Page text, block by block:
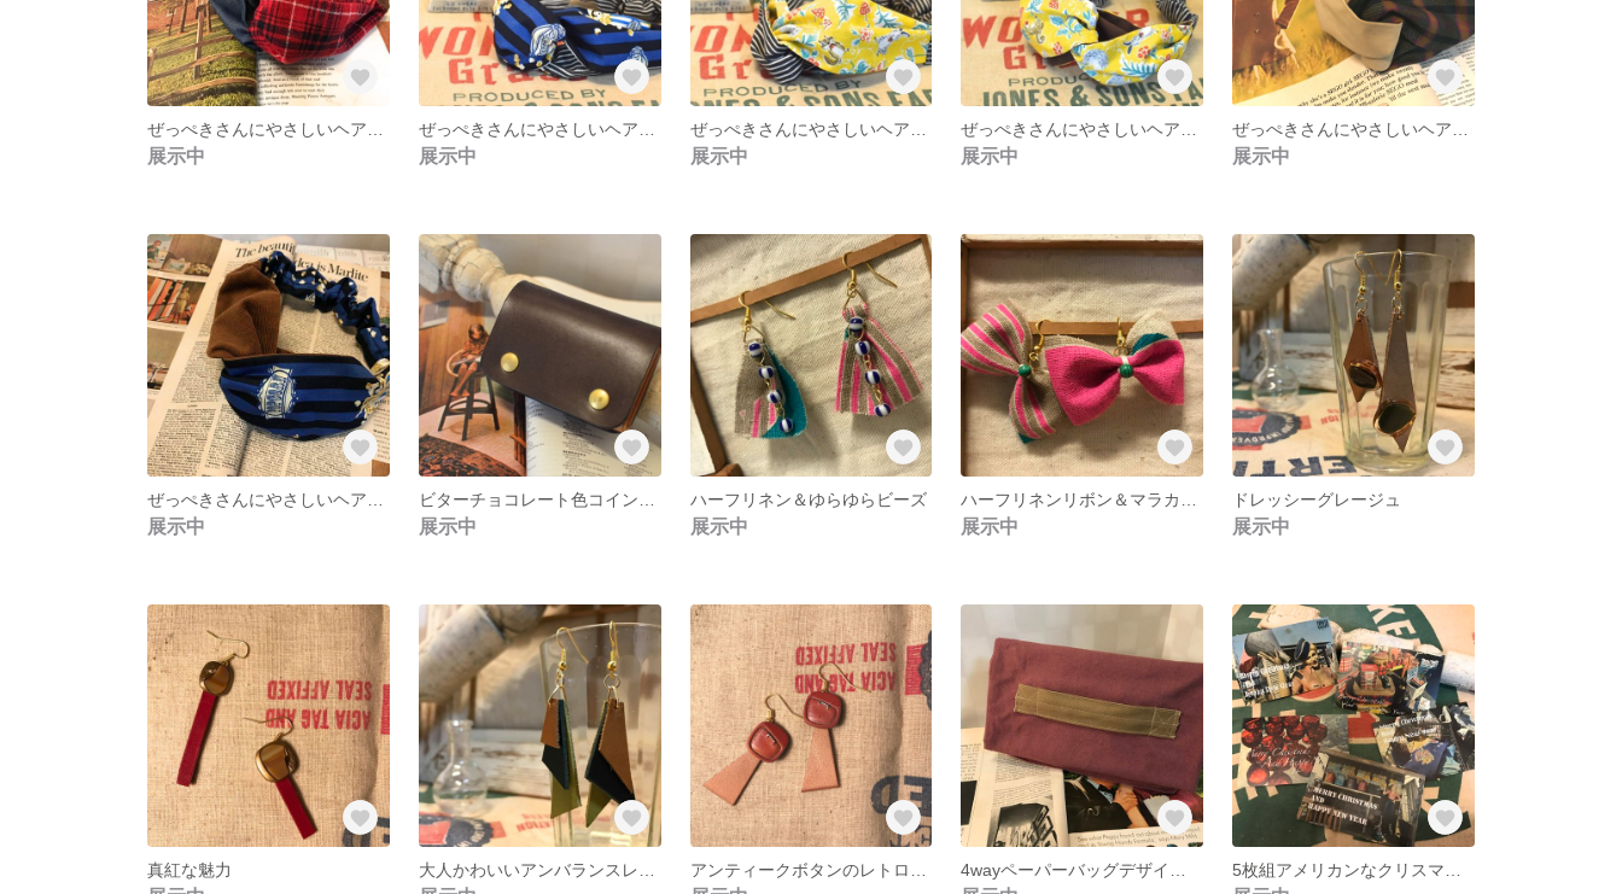
展示中 展示中 展示中 展示中 展示中
展示中 展示中
ハーフリネン＆ゆらゆらビーズ
展示中 展示中
ドレッシーグレージュ
展示中
真紅な魅力